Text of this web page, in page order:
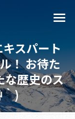
スパート
！ お待た
歴史のス
)